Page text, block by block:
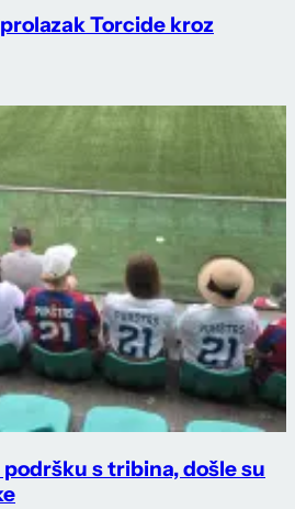
Torcide kroz
s tribina, došle su